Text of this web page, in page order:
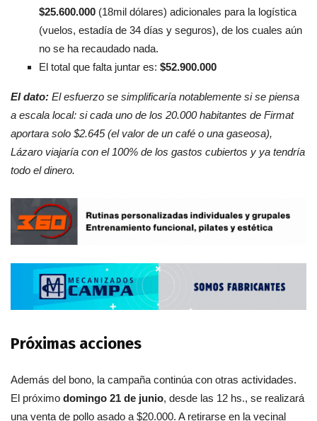
$25.600.000 (18mil dólares) adicionales para la logística
(vuelos, estadía de 34 días y seguros), de los cuales aún
no se ha recaudado nada.
El total que falta juntar es: $52.900.000
El dato: El esfuerzo se simplificaría notablemente si se piensa
a escala local: si cada uno de los 20.000 habitantes de Firmat
aportara solo $2.645 (el valor de un café o una gaseosa),
Lázaro viajaría con el 100% de los gastos cubiertos y ya tendría
todo el dinero.
Próximas acciones
Además del bono, la campaña continúa con otras actividades.
El próximo domingo 21 de junio, desde las 12 hs., se realizará
una venta de pollo asado a $20.000. A retirarse en la vecinal